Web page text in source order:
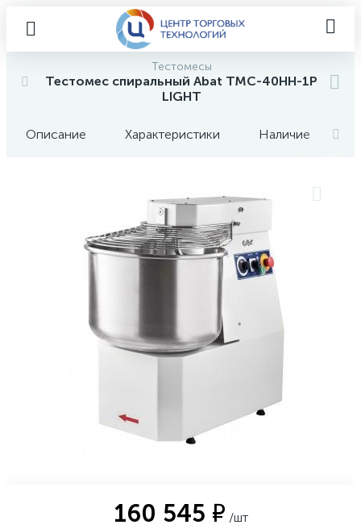
Тестомесы
Тестомес спиральный Abat ТМС-40НН-1Р
LIGHT
Описание Характеристики Наличие
160 545 ₽ /шт